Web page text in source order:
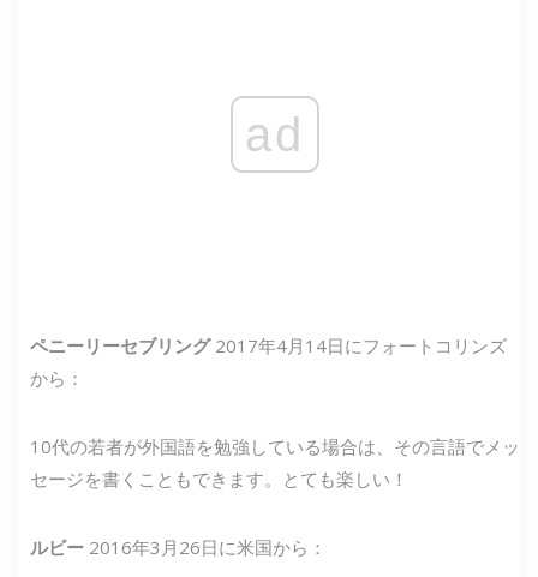
ad
ペニーリーセブリング2017年4月14日にフォートコリンズ
から：
10代の若者が外国語を勉強している場合は、その言語でメッ
セージを書くこともできます。とても楽しい！
ルビー 2016年3月26日に米国から：